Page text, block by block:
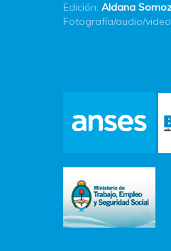
Edición: Aldana
Fotografía/audio/